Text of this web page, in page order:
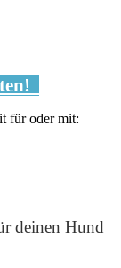
für oder mit:
deinen Hund